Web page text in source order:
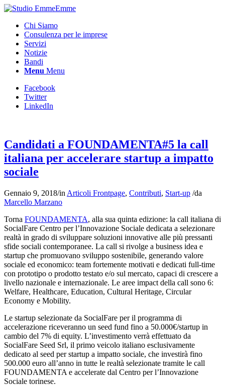
Chi Siamo
Consulenza per le imprese
Servizi
Notizie
Bandi
Menu Menu
Facebook
Twitter
LinkedIn
Candidati a FOUNDAMENTA#5 la call
italiana per accelerare startup a impatto
sociale
Gennaio 9, 2018/in Articoli Frontpage, Contributi, Start-up /da
Marcello Marzano
Torna FOUNDAMENTA, alla sua quinta edizione: la call italiana di
SocialFare Centro per l’Innovazione Sociale dedicata a selezionare
realtà in grado di sviluppare soluzioni innovative alle più pressanti
sfide sociali contemporanee. La call si rivolge a business idea e
startup che promuovano sviluppo sostenibile, generando valore
sociale ed economico: team fortemente motivati e dedicati full-time
con prototipo o prodotto testato e/o sul mercato, capaci di crescere a
livello nazionale e internazionale. Le aree impact della call sono 6:
Welfare, Healthcare, Education, Cultural Heritage, Circular
Economy e Mobility.
Le startup selezionate da SocialFare per il programma di
accelerazione riceveranno un seed fund fino a 50.000€/startup in
cambio del 7% di equity. L’investimento verrà effettuato da
SocialFare Seed Srl, il primo veicolo italiano esclusivamente
dedicato al seed per startup a impatto sociale, che investirà fino
500.000 euro all’anno in tutte le realtà selezionate tramite le call
FOUNDAMENTA e accelerate dal Centro per l’Innovazione
Sociale torinese.